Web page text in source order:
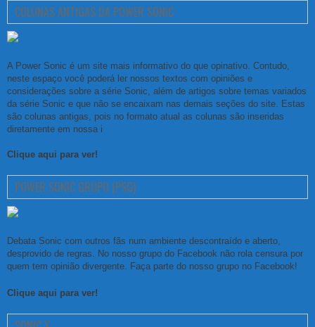
COLUNAS ANTIGAS DA POWER SONIC
A Power Sonic é um site mais informativo do que opinativo. Contudo,
neste espaço você poderá ler nossos textos com opiniões e
considerações sobre a série Sonic, além de artigos sobre temas variados
da série Sonic e que não se encaixam nas demais seções do site. Estas
são colunas antigas, pois no formato atual as colunas são inseridas
diretamente em nossa i
Clique aqui para ver!
POWER SONIC GRUPO (PSG)
Debata Sonic com outros fãs num ambiente descontraído e aberto,
desprovido de regras. No nosso grupo do Facebook não rola censura por
quem tem opinião divergente. Faça parte do nosso grupo no Facebook!
Clique aqui para ver!